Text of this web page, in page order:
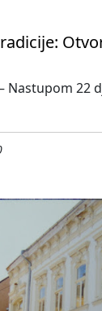
– Nastupom 22